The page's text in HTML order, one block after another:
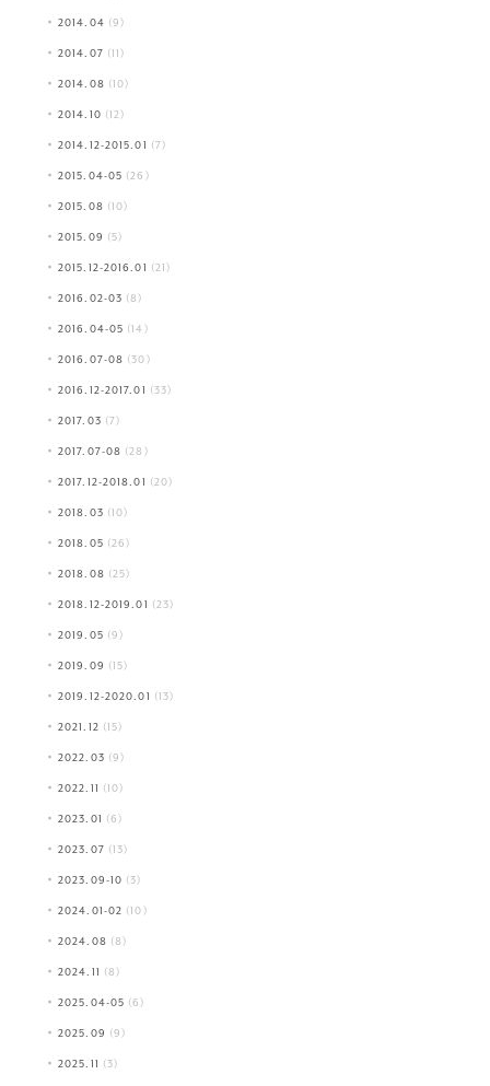
2014.04 (9)
2014.07 (11)
2014.08 (10)
2014.10 (12)
2014.12-2015.01 (7)
2015.04-05 (26)
2015.08 (10)
2015.09 (5)
2015.12-2016.01 (21)
2016.02-03 (8)
2016.04-05 (14)
2016.07-08 (30)
2016.12-2017.01 (33)
2017.03 (7)
2017.07-08 (28)
2017.12-2018.01 (20)
2018.03 (10)
2018.05 (26)
2018.08 (25)
2018.12-2019.01 (23)
2019.05 (9)
2019.09 (15)
2019.12-2020.01 (13)
2021.12 (15)
2022.03 (9)
2022.11 (10)
2023.01 (6)
2023.07 (13)
2023.09-10 (3)
2024.01-02 (10)
2024.08 (8)
2024.11 (8)
2025.04-05 (6)
2025.09 (9)
2025.11 (3)